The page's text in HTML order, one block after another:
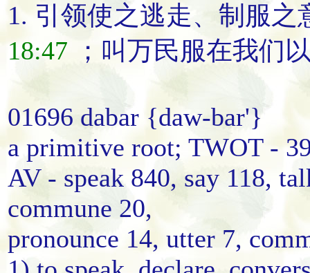
1. 引领使之逃走、 制服之
18:47 ； 叫万民服在我们
01696 dabar {daw-bar'}
a primitive root; TWOT -
AV - speak 840, say 118,
commune 20,
pronounce 14, utter 7,